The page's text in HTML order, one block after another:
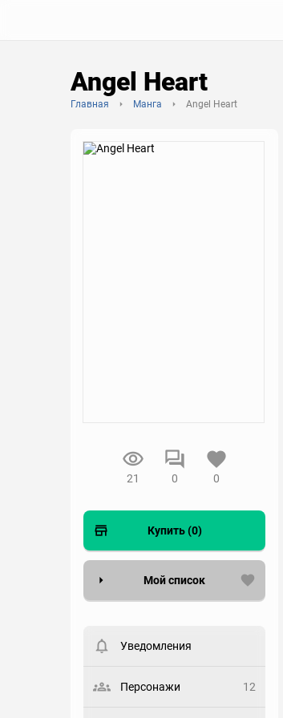
Angel Heart
Главная Манга Angel Heart
21 0 0
Купить (0)
Мой список
пользователи. Хотите
Статус
Уведомления
Персонажи 12